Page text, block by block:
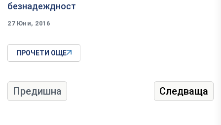
безнадеждност
27 Юни, 2016
ПРОЧЕТИ ОЩЕ
Предишна Следваща